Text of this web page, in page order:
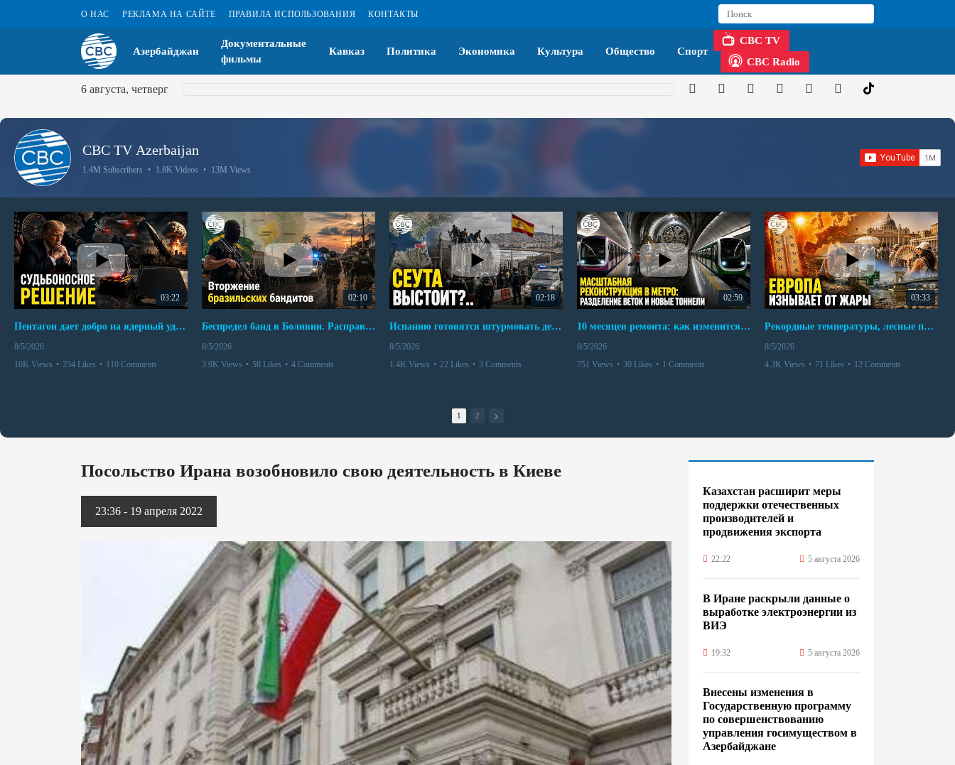
О НАС РЕКЛАМА НА САЙТЕ ПРАВИЛА ИСПОЛЬЗОВАНИЯ КОНТАКТЫ
Азербайджан
Документальные
фильмы
Кавказ Политика Экономика Культура Общество Спорт
CBC TV
CBC Radio
6 августа, четверг
CBC TV Azerbaijan
1.4M Subscribers • 1.8K Videos • 13M Views
03:22
Пентагон дает добро на ядерный удар по противникам США
8/5/2026
16K Views • 254 Likes • 110 Comments
02:10
Беспредел банд в Боливии. Расправы над наркоторговцами
8/5/2026
3.9K Views • 58 Likes • 4 Comments
02:18
Испанию готовятся штурмовать десятки тысяч марокканцев
8/5/2026
1.4K Views • 22 Likes • 3 Comments
02:59
10 месяцев ремонта: как изменится работа Бакинского метро с 15 августа
8/5/2026
751 Views • 30 Likes • 1 Comments
03:33
Рекордные температуры, лесные пожары и красный уровень опасности
8/5/2026
4.3K Views • 71 Likes • 12 Comments
1 2
Посольство Ирана возобновило свою деятельность в Киеве
23:36 - 19 апреля 2022
Казахстан расширит меры
поддержки отечественных
производителей и
продвижения экспорта
22:22 5 августа 2026
В Иране раскрыли данные о
выработке электроэнергии из
ВИЭ
19:32 5 августа 2026
Внесены изменения в
Государственную программу
по совершенствованию
управления госимуществом в
Азербайджане